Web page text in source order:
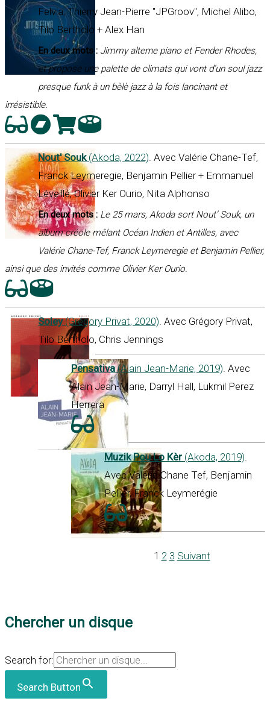
Felvia, Thierry Jean-Pierre "JPGroov", Michel Alibo,
Tilo Bertholo + Alex Han
En deux mots : Jimmy alterne piano et Fender Rhodes,
et propose une palette de climats qui vont d’un soul jazz
presque funk à un bèlè jazz à la fois lancinant et
irrésistible.
Nout' Souk(Akoda, 2022). Avec Valérie Chane-Tef,
Franck Leymeregie, Benjamin Pellier + Emmanuel
Léveillé, Olivier Ker Ourio, Nita Alphonso
En deux mots : Le 25 mars, Akoda sort Nout’ Souk, un
album créole mêlant Océan Indien et Antilles, avec
Valérie Chane-Tef, Franck Leymeregie et Benjamin Pellier,
ainsi que des invités comme Olivier Ker Ourio.
Soley(Grégory Privat, 2020). Avec Grégory Privat,
Tilo Bertholo, Chris Jennings
Pensativa(Alain Jean-Marie, 2019). Avec
Alain Jean-Marie, Darryl Hall, Lukmil Perez
Herrera
Muzik Pou Lo Kèr (Akoda, 2019).
Avec Valérie Chane Tef, Benjamin
Pellier, Franck Leymerégie
1 2 3 Suivant
Chercher un disque
Search for:
Search Button